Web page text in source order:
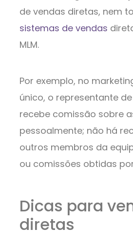
de vendas diretas, nem
sistemas de vendas
MLM.
Por exemplo, no
único, o representante
recebe comissão sobre
pessoalmente; não há
outros membros da
ou comissões obtidas
Dicas para
diretas